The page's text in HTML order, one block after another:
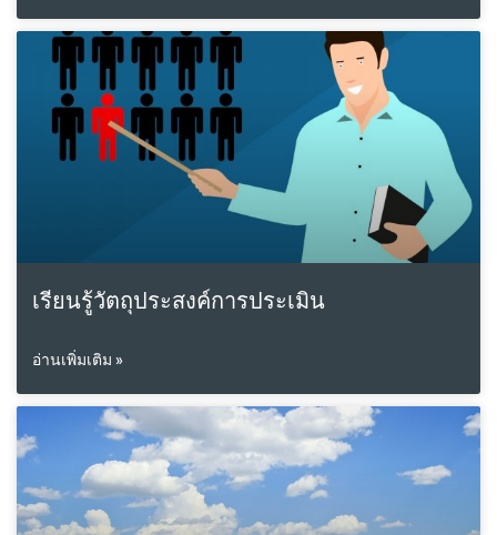
เรียนรู้วัตถุประสงค์การประเมิน
อ่านเพิ่มเติม »